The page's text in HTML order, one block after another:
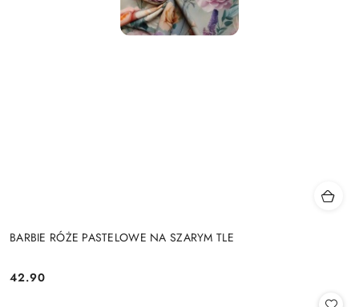
BARBIE RÓŻE PASTELOWE NA SZARYM TLE
Cena:
42.90